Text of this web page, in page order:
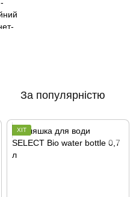
За популярністю
ХІТ